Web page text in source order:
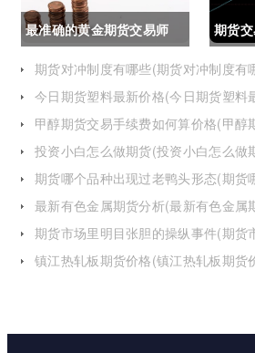
最准确的黄金期货交易师
(最准确的黄金期货交易师
是谁)
期货
(期货
寸交
期货对冲制度有哪些(期货对冲制度有
今日期货塑料最新价格(今日期货塑料
甲醇期货交易手续费如何算价格(甲醇
价格的)
投资小白怎么做期货(投资小白怎么做
期货哪个品种出现过老鸭头形态(期货
形态的变化)
最新有色金属期货分析(最新有色金属
期货市场里明目张胆的操纵事件(期货
事件是什么)
镇江热轧板期货价格(镇江热轧板期货